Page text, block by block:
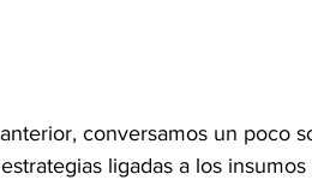
conversamos un poco
ligadas a los